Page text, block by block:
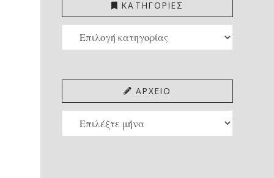
ΚΑΤΗΓΟΡΙΕΣ
ΚΑΤΗΓΟΡΙΕΣ
ΑΡΧΕΙΟ
ΑΡΧΕΙΟ